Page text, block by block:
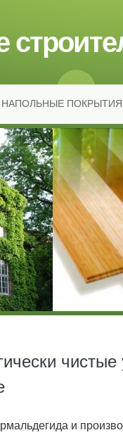
НАПОЛЬНЫЕ ПОКРЫТИЯ
чистые
и